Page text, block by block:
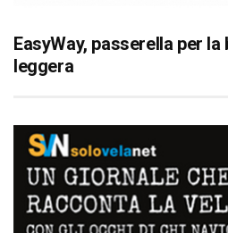
EasyWay, passerella per
leggera